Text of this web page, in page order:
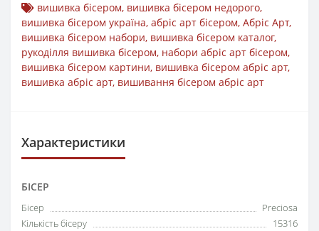
вишивка бісером, вишивка бісером недорого,
вишивка бісером україна, абріс арт бісером, Абріс Арт,
вишивка бісером набори, вишивка бісером каталог,
рукоділля вишивка бісером, набори абріс арт бісером,
вишивка бісером картини, вишивка бісером абріс арт,
вишивка абріс арт, вишивання бісером абріс арт
Характеристики
БІСЕР
Бісер
Preciosa
Кількість бісеру
15316